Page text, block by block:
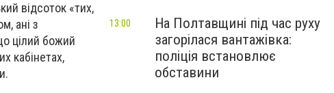
відсоток «тих,
ані з
цілий божий
кабінетах,
На Полтавщині під час руху
загорілася вантажівка:
поліція встановлює
обставини
13:00